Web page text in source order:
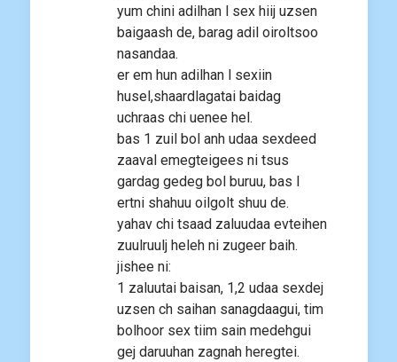
yum chini adilhan l sex hiij uzsen
baigaash de, barag adil oiroltsoo
nasandaa.
er em hun adilhan l sexiin
husel,shaardlagatai baidag
uchraas chi uenee hel.
bas 1 zuil bol anh udaa sexdeed
zaaval emegteigees ni tsus
gardag gedeg bol buruu, bas l
ertni shahuu oilgolt shuu de.
yahav chi tsaad zaluudaa evteihen
zuulruulj heleh ni zugeer baih.
jishee ni:
1 zaluutai baisan, 1,2 udaa sexdej
uzsen ch saihan sanagdaagui, tim
bolhoor sex tiim sain medehgui
gej daruuhan zagnah heregtei.